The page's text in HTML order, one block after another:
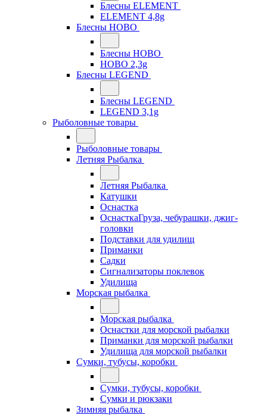
Блесны ELEMENT
ELEMENT 4,8g
Блесны HOBO
Блесны HOBO
HOBO 2,3g
Блесны LEGEND
Блесны LEGEND
LEGEND 3,1g
Рыболовные товары
Рыболовные товары
Летняя Рыбалка
Летняя Рыбалка
Катушки
Оснастка
ОснасткаГруза, чебурашки, джиг-
головки
Подставки для удилищ
Приманки
Садки
Сигнализаторы поклевок
Удилища
Морская рыбалка
Морская рыбалка
Оснастки для морской рыбалки
Приманки для морской рыбалки
Удилища для морской рыбалки
Сумки, тубусы, коробки
Сумки, тубусы, коробки
Сумки и рюкзаки
Зимняя рыбалка